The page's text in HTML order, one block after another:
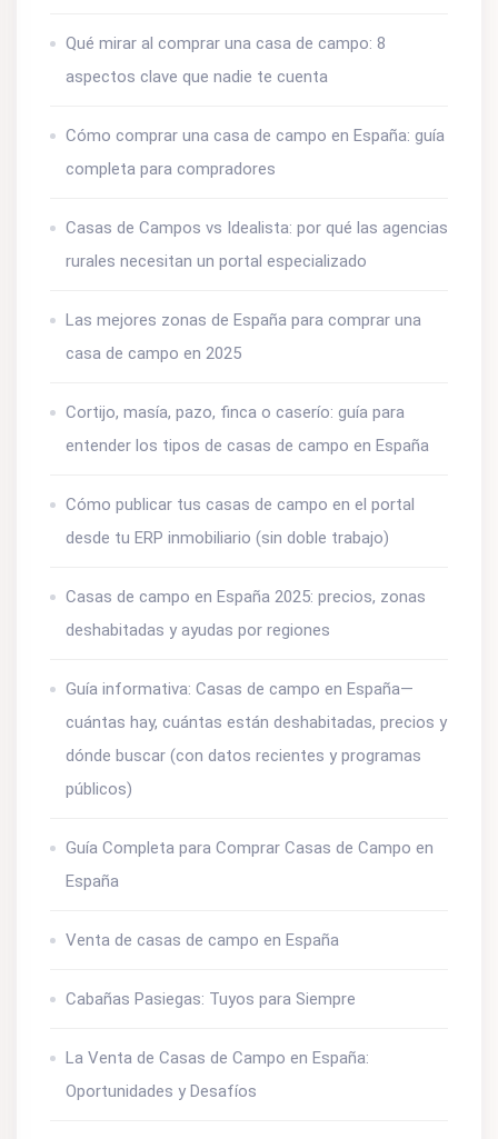
Qué mirar al comprar una casa de campo: 8
aspectos clave que nadie te cuenta
Cómo comprar una casa de campo en España: guía
completa para compradores
Casas de Campos vs Idealista: por qué las agencias
rurales necesitan un portal especializado
Las mejores zonas de España para comprar una
casa de campo en 2025
Cortijo, masía, pazo, finca o caserío: guía para
entender los tipos de casas de campo en España
Cómo publicar tus casas de campo en el portal
desde tu ERP inmobiliario (sin doble trabajo)
Casas de campo en España 2025: precios, zonas
deshabitadas y ayudas por regiones
Guía informativa: Casas de campo en España—
cuántas hay, cuántas están deshabitadas, precios y
dónde buscar (con datos recientes y programas
públicos)
Guía Completa para Comprar Casas de Campo en
España
Venta de casas de campo en España
Cabañas Pasiegas: Tuyos para Siempre
La Venta de Casas de Campo en España:
Oportunidades y Desafíos